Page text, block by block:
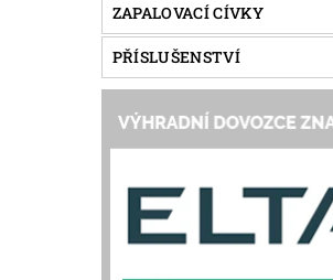
ZAPALOVACÍ CÍVKY
PŘÍSLUŠENSTVÍ